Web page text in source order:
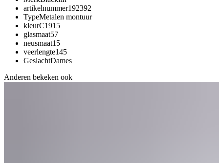
artikelnummer192392
TypeMetalen montuur
kleurC1915
glasmaat57
neusmaat15
veerlengte145
GeslachtDames
Anderen bekeken ook